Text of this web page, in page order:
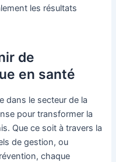
les résultats
de
en santé
dans le secteur de la
pour transformer la
Que ce soit à travers la
de gestion, ou
chaque